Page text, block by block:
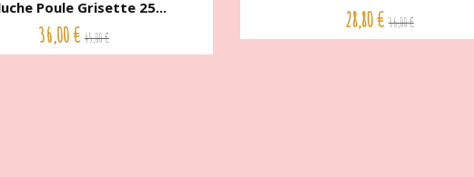
Poule Grisette 25...
36,00 € 45,00 €
28,80 € 36,00 €